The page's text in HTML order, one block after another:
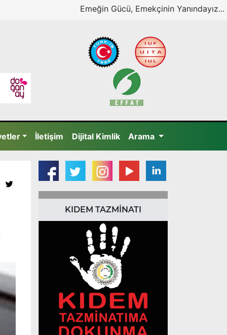
Emeğin Gücü, Emekçinin Yanındayız...
İletişim Dijital Kimlik Arama
KIDEM TAZMİNATI